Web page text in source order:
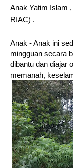
Anak Yatim Islam
RIAC) .
Anak - Anak ini
mingguan secara
dibantu dan diajar
memanah,